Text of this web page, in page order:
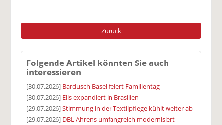
Zurück
Folgende Artikel könnten Sie auch
interessieren
[30.07.2026] Bardusch Basel feiert Familientag
[30.07.2026] Elis expandiert in Brasilien
[29.07.2026]Stimmung in der Textilpflege kühlt weiter ab
[29.07.2026] DBL Ahrens umfangreich modernisiert